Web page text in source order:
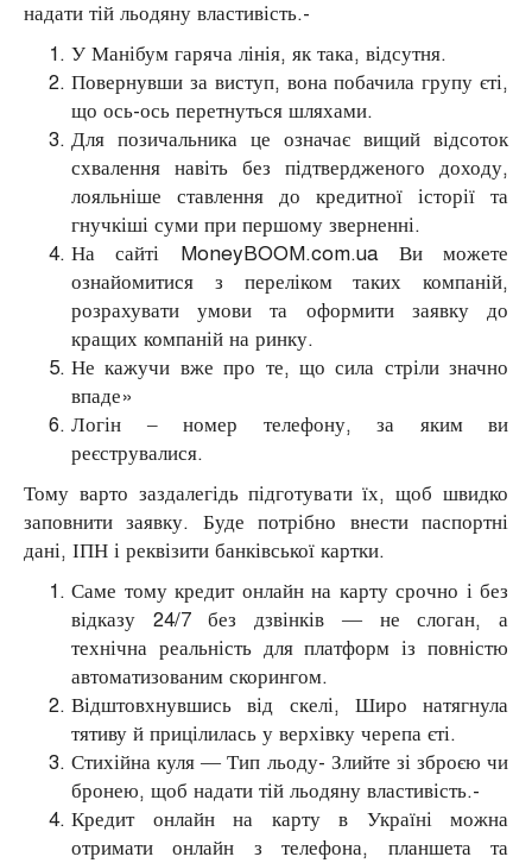
надати тій льодяну властивість.-
У Манібум гаряча лінія, як така, відсутня.
Повернувши за виступ, вона побачила групу єті,
що ось-ось перетнуться шляхами.
Для позичальника це означає вищий відсоток
схвалення навіть без підтвердженого доходу,
лояльніше ставлення до кредитної історії та
гнучкіші суми при першому зверненні.
На сайті MoneyBOOM.com.ua Ви можете
ознайомитися з переліком таких компаній,
розрахувати умови та оформити заявку до
кращих компаній на ринку.
Не кажучи вже про те, що сила стріли значно
впаде»
Логін – номер телефону, за яким ви
реєструвалися.
Тому варто заздалегідь підготувати їх, щоб швидко
заповнити заявку. Буде потрібно внести паспортні
дані, ІПН і реквізити банківської картки.
Саме тому кредит онлайн на карту срочно і без
відказу 24/7 без дзвінків — не слоган, а
технічна реальність для платформ із повністю
автоматизованим скорингом.
Відштовхнувшись від скелі, Широ натягнула
тятиву й прицілилась у верхівку черепа єті.
Стихійна куля — Тип льоду- Злийте зі зброєю чи
бронею, щоб надати тій льодяну властивість.-
Кредит онлайн на карту в Україні можна
отримати онлайн з телефона, планшета та